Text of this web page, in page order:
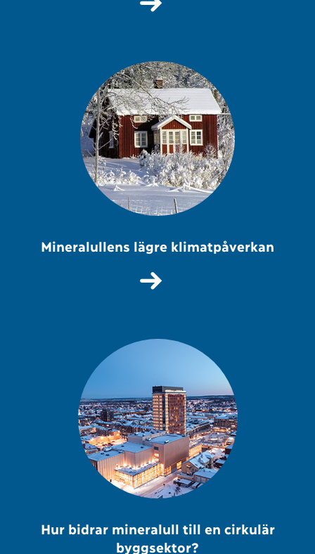
Mineralullens lägre klimatpåverkan
Hur bidrar mineralull till en cirkulär
byggsektor?